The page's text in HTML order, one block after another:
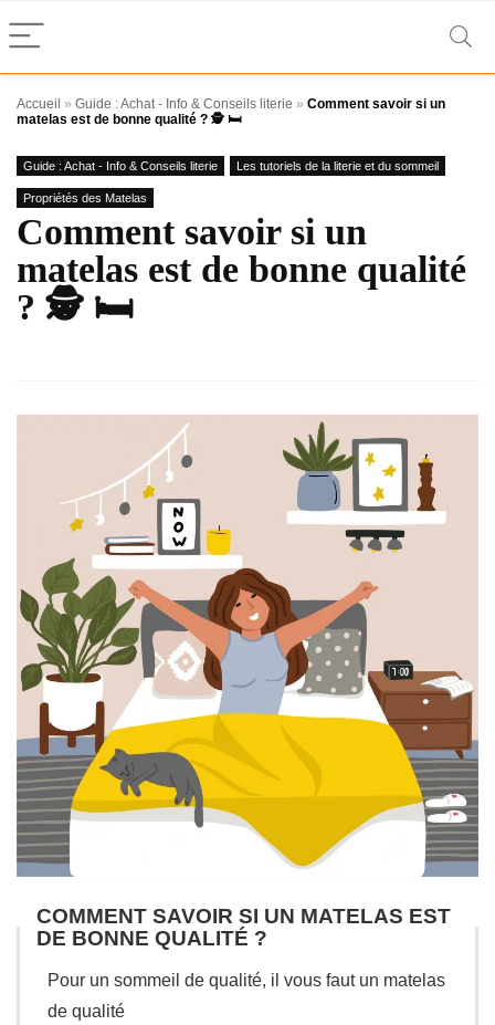
Accueil » Guide : Achat - Info & Conseils literie » Comment savoir si un
matelas est de bonne qualité ? 🕵 🛏️
Guide : Achat - Info & Conseils literie Les tutoriels de la literie et du sommeil
Propriétés des Matelas
Comment savoir si un
matelas est de bonne qualité
? 🕵 🛏️
COMMENT SAVOIR SI UN MATELAS EST
DE BONNE QUALITÉ ?
Pour un sommeil de qualité, il vous faut un matelas
de qualité